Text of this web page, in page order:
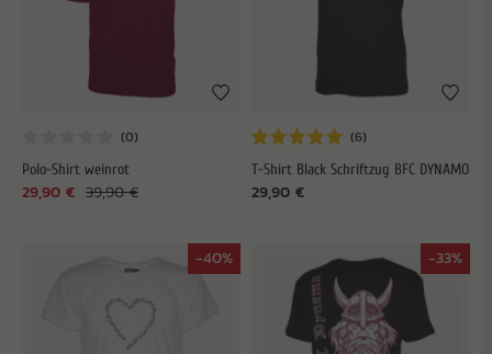
Polo-Shirt weinrot
39,90 €
29,90 €
T-Shirt Black Schriftzug BFC DYNAMO
29,90 €
-40% -33%